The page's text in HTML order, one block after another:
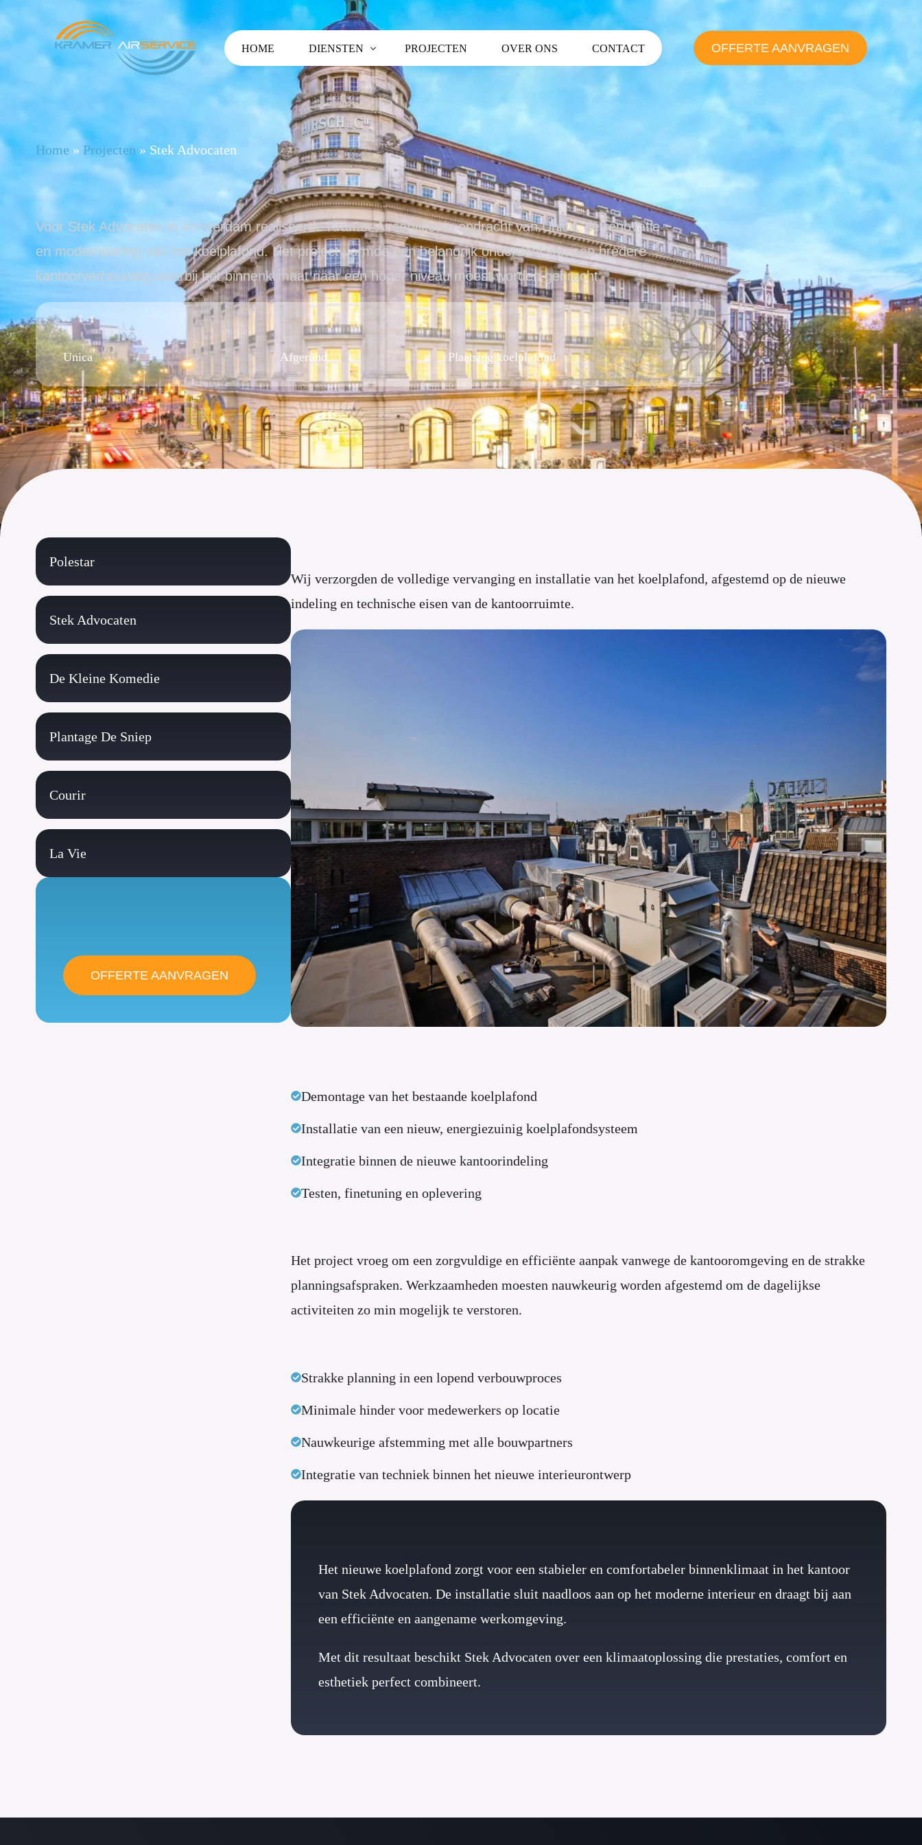
HOME DIENSTEN PROJECTEN OVER ONS CONTACT OFFERTE AANVRAGEN
Home » Projecten » Stek Advocaten
Voor Stek Advocaten in Amsterdam realiseerde Kramer Airservice, in opdracht van Unica, de renovatie
en modernisering van het koelplafond. Het project vormde een belangrijk onderdeel van een bredere
kantoorverbouwing waarbij het binnenklimaat naar een hoger niveau moest worden gebracht.
Unica Afgerond Plaatsing koelplafond
Polestar
Stek Advocaten
De Kleine Komedie
Plantage De Sniep
Courir
La Vie
OFFERTE AANVRAGEN
Wij verzorgden de volledige vervanging en installatie van het koelplafond, afgestemd op de nieuwe
indeling en technische eisen van de kantoorruimte.
Demontage van het bestaande koelplafond
Installatie van een nieuw, energiezuinig koelplafondsysteem
Integratie binnen de nieuwe kantoorindeling
Testen, finetuning en oplevering
Het project vroeg om een zorgvuldige en efficiënte aanpak vanwege de kantooromgeving en de strakke
planningsafspraken. Werkzaamheden moesten nauwkeurig worden afgestemd om de dagelijkse
activiteiten zo min mogelijk te verstoren.
Strakke planning in een lopend verbouwproces
Minimale hinder voor medewerkers op locatie
Nauwkeurige afstemming met alle bouwpartners
Integratie van techniek binnen het nieuwe interieurontwerp
Het nieuwe koelplafond zorgt voor een stabieler en comfortabeler binnenklimaat in het kantoor
van Stek Advocaten. De installatie sluit naadloos aan op het moderne interieur en draagt bij aan
een efficiënte en aangename werkomgeving.
Met dit resultaat beschikt Stek Advocaten over een klimaatoplossing die prestaties, comfort en
esthetiek perfect combineert.